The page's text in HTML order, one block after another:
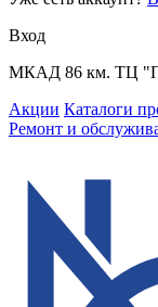
Вход
МКАД 86 км. ТЦ
Акции Каталоги
Ремонт и